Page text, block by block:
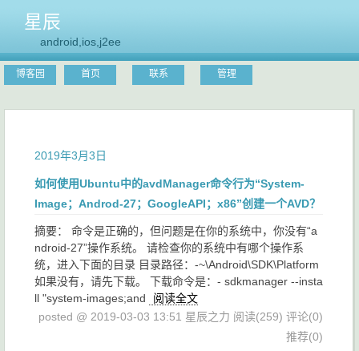
星辰
android,ios,j2ee
博客园 首页 联系 管理
2019年3月3日
如何使用Ubuntu中的avdManager命令行为“System-
Image；Androd-27；GoogleAPI；x86”创建一个AVD？
摘要： 命令是正确的，但问题是在你的系统中，你没有“a
ndroid-27”操作系统。 请检查你的系统中有哪个操作系
统，进入下面的目录 目录路径：-~\Android\SDK\Platform
如果没有，请先下载。 下载命令是：- sdkmanager --insta
ll "system-images;and
阅读全文
posted @ 2019-03-03 13:51 星辰之力 阅读(259) 评论(0)
推荐(0)